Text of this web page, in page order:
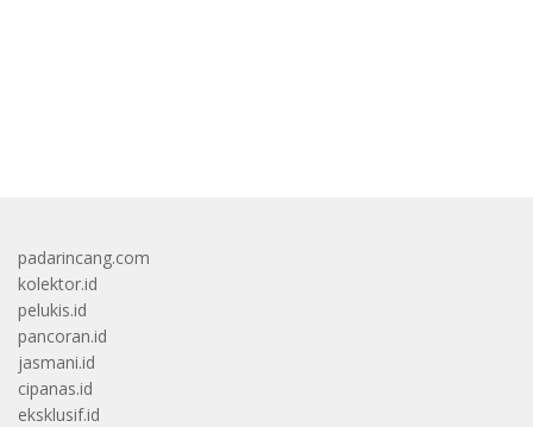
padarincang.com
kolektor.id
pelukis.id
pancoran.id
jasmani.id
cipanas.id
eksklusif.id